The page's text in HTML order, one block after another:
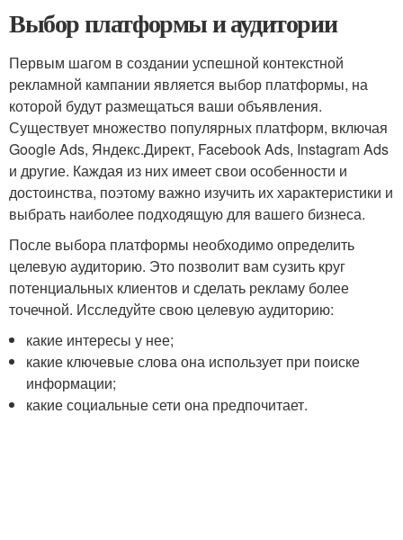
Выбор платформы и аудитории
Первым шагом в создании успешной контекстной
рекламной кампании является выбор платформы, на
которой будут размещаться ваши объявления.
Существует множество популярных платформ, включая
Google Ads, Яндекс.Директ, Facebook Ads, Instagram Ads
и другие. Каждая из них имеет свои особенности и
достоинства, поэтому важно изучить их характеристики и
выбрать наиболее подходящую для вашего бизнеса.
После выбора платформы необходимо определить
целевую аудиторию. Это позволит вам сузить круг
потенциальных клиентов и сделать рекламу более
точечной. Исследуйте свою целевую аудиторию:
какие интересы у нее;
какие ключевые слова она использует при поиске
информации;
какие социальные сети она предпочитает.